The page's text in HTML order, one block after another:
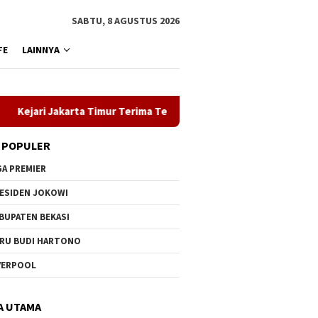
SABTU, 8 AGUSTUS 2026
LAINNYA
Timur Terima Tersangka Kasus Pidana Cukai
PREMIER
JOKOWI
BEKASI
BUDI HARTONO
UTAMA